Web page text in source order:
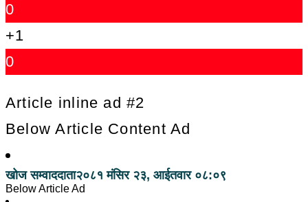
0
+1
0
Article inline ad #2
Below Article Content Ad
खोज सम्वाददाता२०८१ मंसिर २३, आईतवार ०८:०९
Below Article Ad